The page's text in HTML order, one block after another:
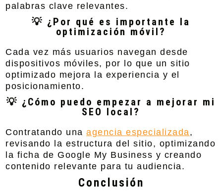
palabras clave relevantes.
💡 ¿Por qué es importante la
optimización móvil?
Cada vez más usuarios navegan desde
dispositivos móviles, por lo que un sitio
optimizado mejora la experiencia y el
posicionamiento.
💡 ¿Cómo puedo empezar a mejorar mi
SEO local?
Contratando unaagencia especializada ,
revisando la estructura del sitio, optimizando
la ficha de Google My Business y creando
contenido relevante para tu audiencia.
Conclusión